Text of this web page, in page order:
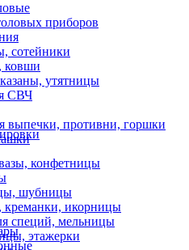
приборов
сотейники
ковши
утятницы
СВЧ
выпечки, противни, горшки
конфетницы
шубницы
креманки, икорницы
специй, мельницы
этажерки